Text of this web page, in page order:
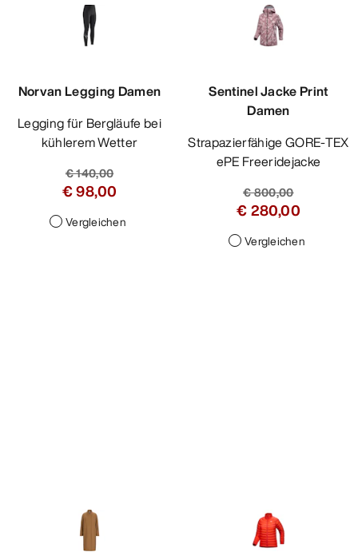
Norvan Legging Damen
Legging für Bergläufe bei
kühlerem Wetter
€ 140,00
€ 98,00
Vergleichen
Sentinel Jacke Print
Damen
Strapazierfähige GORE-TEX
ePE Freeridejacke
€ 800,00
€ 280,00
Vergleichen